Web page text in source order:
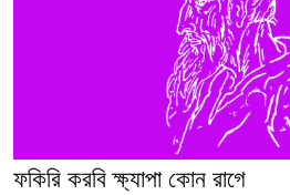
ফকিরি করবি ক্ষ্যাপা কোন রাগে